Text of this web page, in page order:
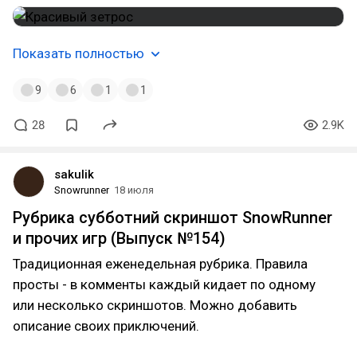
Показать полностью
9 6 1 1
28 2.9K
sakulik
Snowrunner 18 июля
Рубрика субботний скриншот SnowRunner
и прочих игр (Выпуск №154)
Традиционная еженедельная рубрика. Правила
просты - в комменты каждый кидает по одному
или несколько скриншотов. Можно добавить
описание своих приключений.